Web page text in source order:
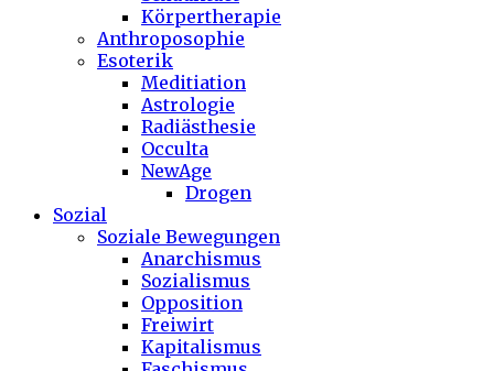
Körpertherapie
Anthroposophie
Esoterik
Meditiation
Astrologie
Radiästhesie
Occulta
NewAge
Drogen
Sozial
Soziale Bewegungen
Anarchismus
Sozialismus
Opposition
Freiwirt
Kapitalismus